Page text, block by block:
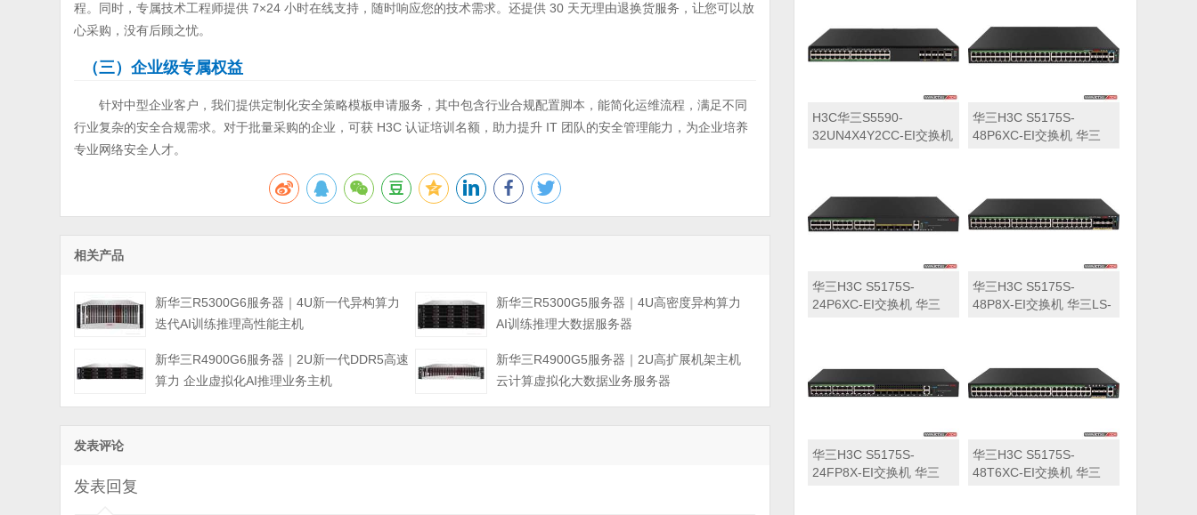
程。同时，专属技术工程师提供 7×24 小时在线支持，随时响应您的技术需求。还提供 30 天无理由退换货服务，让您可以放
心采购，没有后顾之忧。
（三）企业级专属权益
针对中型企业客户，我们提供定制化安全策略模板申请服务，其中包含行业合规配置脚本，能简化运维流程，满足不同
行业复杂的安全合规需求。对于批量采购的企业，可获 H3C 认证培训名额，助力提升 IT 团队的安全管理能力，为企业培养
专业网络安全人才。
相关产品
新华三R5300G6服务器｜4U新一代异构算力
迭代AI训练推理高性能主机
新华三R5300G5服务器｜4U高密度异构算力
AI训练推理大数据服务器
新华三R4900G6服务器｜2U新一代DDR5高速
算力 企业虚拟化AI推理业务主机
新华三R4900G5服务器｜2U高扩展机架主机
云计算虚拟化大数据业务服务器
发表评论
发表回复
H3C华三S5590-
32UN4X4Y2CC-EI交换机
华三H3C S5175S-
48P6XC-EI交换机 华三
华三H3C S5175S-
24P6XC-EI交换机 华三
华三H3C S5175S-
48P8X-EI交换机 华三LS-
华三H3C S5175S-
24FP8X-EI交换机 华三
华三H3C S5175S-
48T6XC-EI交换机 华三